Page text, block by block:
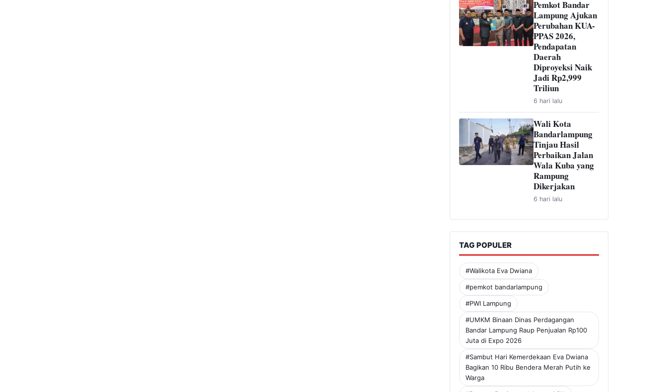
Pemkot Bandar
Lampung Ajukan
Perubahan KUA-
PPAS 2026,
Pendapatan
Daerah
Diproyeksi Naik
Jadi Rp2,999
Triliun
6 hari lalu
Wali Kota
Bandarlampung
Tinjau Hasil
Perbaikan Jalan
Wala Kuba yang
Rampung
Dikerjakan
6 hari lalu
TAG POPULER
#Walikota Eva Dwiana
#pemkot bandarlampung
#PWI Lampung
#UMKM Binaan Dinas Perdagangan
Bandar Lampung Raup Penjualan Rp100
Juta di Expo 2026
#Sambut Hari Kemerdekaan Eva Dwiana
Bagikan 10 Ribu Bendera Merah Putih ke
Warga